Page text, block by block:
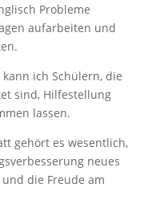
Probleme
aufarbeiten und
ich Schülern, die
sind, Hilfestellung
lassen.
gehört es wesentlich,
neues
die Freude am